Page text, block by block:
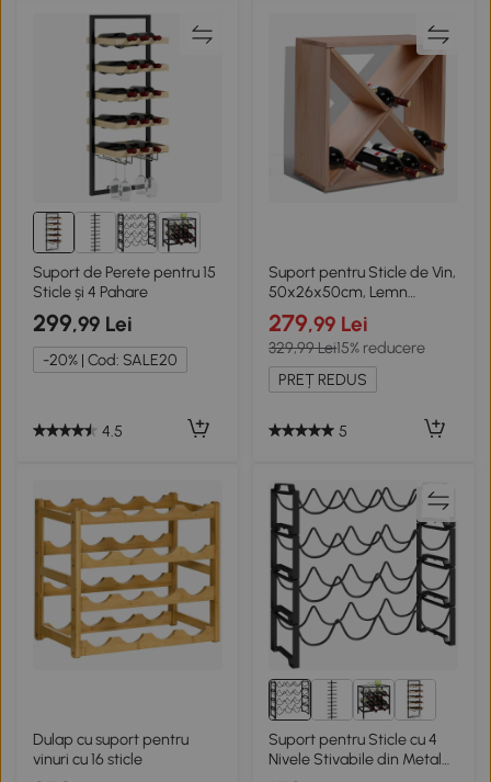
Suport de Perete pentru 15
Sticle și 4 Pahare
299,99 Lei
-20% | Cod: SALE20
4.5
Suport pentru Sticle de Vin,
50x26x50cm, Lemn
Natural
279,99 Lei
329,99 Lei15% reducere
PREȚ REDUS
5
Dulap cu suport pentru
vinuri cu 16 sticle
Suport pentru Sticle cu 4
Nivele Stivabile din Metal